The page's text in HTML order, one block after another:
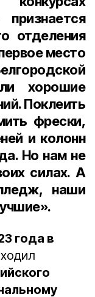
отделения
место
хорошие
Поклеить
фрески,
и колонн
Но нам не
силах. А
наши
года в